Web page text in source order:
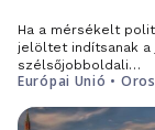
Ha a mérsékelt
jelöltet indítsanak a
szélsőjobboldali…
Európai Unió •